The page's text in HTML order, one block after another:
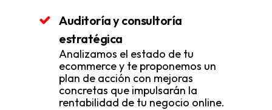
Auditoría y consultoría
estratégica
Analizamos el estado de tu
ecommerce y te proponemos un
plan de acción con mejoras
concretas que impulsarán la
rentabilidad de tu negocio online.